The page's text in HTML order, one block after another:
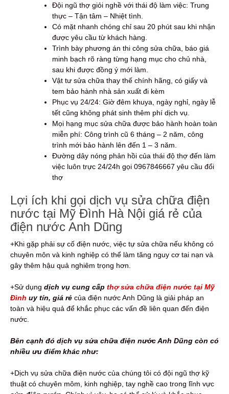
Đội ngũ thợ giỏi nghề với thái độ làm việc: Trung
thực – Tận tâm – Nhiệt tình.
Có mặt nhanh chóng chỉ sau 20 phút sau khi nhận
được yêu cầu từ khách hàng.
Trình bày phương án thi công sửa chữa, báo giá
minh bạch rõ ràng từng hạng mục cho chủ nhà,
sau khi được đồng ý mới làm.
Vật tư sửa chữa thay thế chính hãng, có giấy và
tem bảo hành nhà sản xuất đi kèm
Phục vụ 24/24: Giờ đêm khuya, ngày nghỉ, ngày lễ
tết cũng không phát sinh thêm phí dịch vụ.
Mọi hạng mục sửa chữa được bảo hành hoàn toàn
miễn phí: Công trình cũ 6 tháng – 2 năm, công
trình mới bảo hành lên đến 1 – 3 năm.
Đường dây nóng phản hồi của thái độ thợ đến làm
việc luôn trực 24/24h gọi 0967846667 yêu cầu đổi
thợ
Lợi ích khi gọi dịch vụ sửa chữa điện
nước tại Mỹ Đình Hà Nội giá rẻ của
điện nước Anh Dũng
+Khi gặp phải sự cố điện nước, việc tự sửa chữa nếu không có
chuyên môn và kinh nghiệp có thể làm tăng nguy cơ tai nạn và
gây thêm hậu quả nghiêm trọng hơn.
+Sử dụng dịch vụ cung cấp thợ sửa chữa điện nước tại Mỹ
Đình uy tín, giá rẻ của điện nước Anh Dũng là giải pháp an
toàn và hiệu quả để khắc phục các vấn đề liên quan đến điện
nước.
Bên cạnh đó dịch vụ sửa chữa điện nước Anh Dũng còn có
nhiều ưu điểm khác như:
+Dịch vụ sửa chữa điện nước của chúng tôi có đội ngũ thợ kỹ
thuật có chuyên môm, kinh nghiệp, tay nghề cao trong lĩnh vực